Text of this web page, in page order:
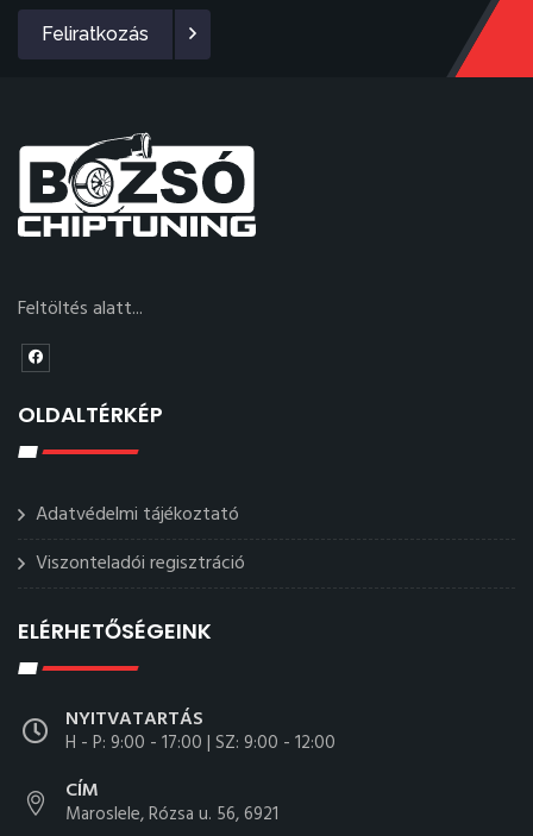
Feliratkozás
Feltöltés alatt...
OLDALTÉRKÉP
Adatvédelmi tájékoztató
Viszonteladói regisztráció
ELÉRHETŐSÉGEINK
NYITVATARTÁS
H - P: 9:00 - 17:00 | SZ: 9:00 - 12:00
CÍM
Maroslele, Rózsa u. 56, 6921